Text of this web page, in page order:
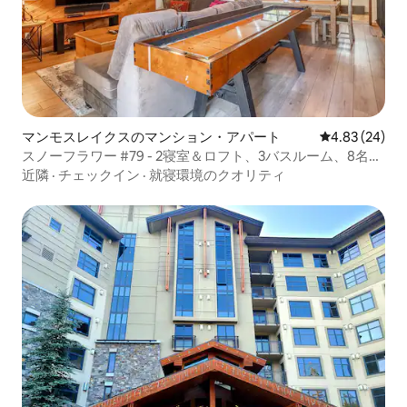
マンモスレイクスのマンション・アパート レビュー24
4.83 (24)
スノーフラワー #79 - 2寝室＆ロフト、3バスルーム、8名様
用
近隣 · チェックイン · 就寝環境のクオリティ